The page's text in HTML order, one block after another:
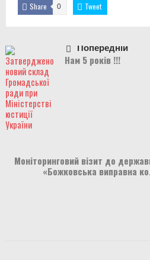
Share 0 Tweet
Попередній
Нам 5 років !!!
Моніторинговий візит до
«Божковська виправна